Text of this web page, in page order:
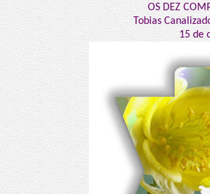
OS DEZ
Tobias
15 de